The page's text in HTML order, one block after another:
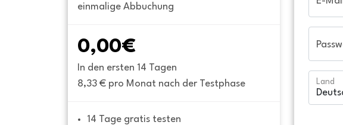
einmalige Abbuchung
0,00€
In den ersten 14 Tagen
8,33 € pro Monat nach der Testphase
14 Tage gratis testen
Land